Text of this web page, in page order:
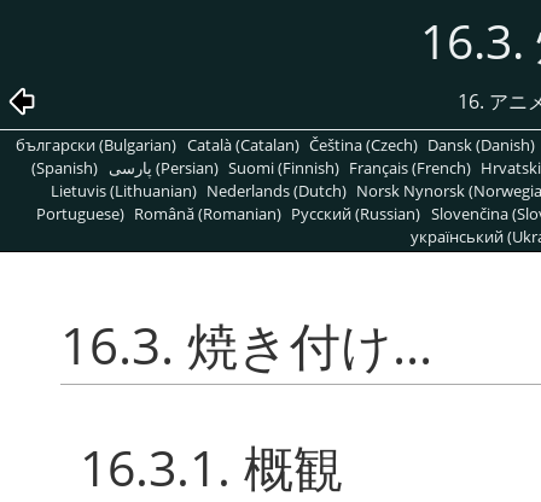
16.3.
16. アニ
български (Bulgarian) Català (Catalan) Čeština (Czech) Dansk (Danish)
(Spanish)
پارسی (Persian) Suomi (Finnish) Français (French)
Lietuvis (Lithuanian) Nederlands (Dutch) Norsk Nynorsk
Portuguese) Română (Romanian) Pусский (Russian) Slovenčina
український
16.3. 焼き付け...
16.3.1. 概観